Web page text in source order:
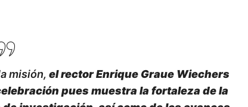
misión, el rector Enrique Graue Wiechers
pues muestra la fortaleza de la